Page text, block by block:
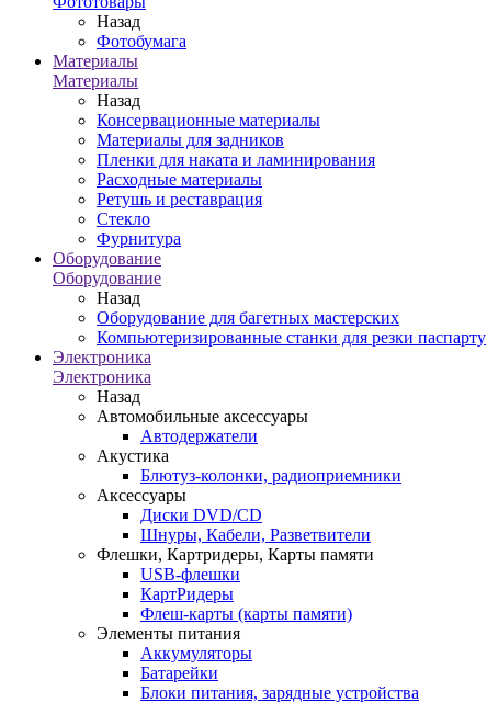
Назад
Фотобумага
Материалы
Материалы
Назад
Консервационные материалы
Материалы для задников
Пленки для наката и ламинирования
Расходные материалы
Ретушь и реставрация
Стекло
Фурнитура
Оборудование
Оборудование
Назад
Оборудование для багетных мастерских
Компьютеризированные станки для резки паспарту
Электроника
Электроника
Назад
Автомобильные аксессуары
Автодержатели
Акустика
Блютуз-колонки, радиоприемники
Аксессуары
Диски DVD/CD
Шнуры, Кабели, Разветвители
Флешки, Картридеры, Карты памяти
USB-флешки
КартРидеры
Флеш-карты (карты памяти)
Элементы питания
Аккумуляторы
Батарейки
Блоки питания, зарядные устройства